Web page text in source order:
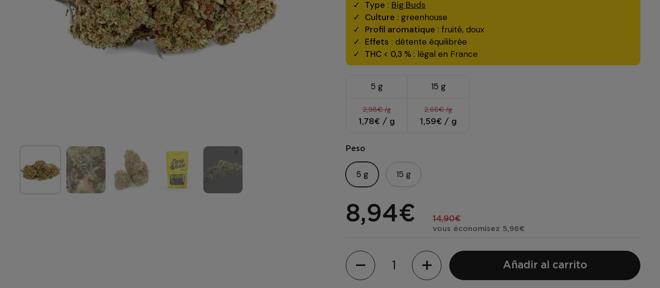
Type : Big Buds
Culture : greenhouse
Profil aromatique : fruité, doux
Effets : détente équilibrée
THC < 0,3 % : légal en France
5 g
2,98€ /g
1,78€ / g
15 g
2,66€ /g
1,59€ / g
Peso
5 g 15 g
8,94€ 14,90€
vous économisez 5,96€
Cantidad
Añadir al carrito